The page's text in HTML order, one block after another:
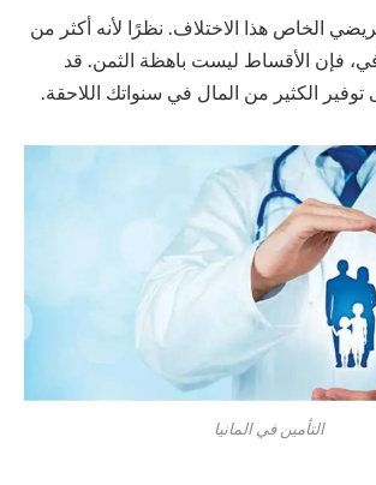
الخاص هذا الاختلاف. نظرًا لأنه أكثر من
فإن الأقساط ليست باهظة الثمن. قد
توفير الكثير من المال في سنواتك اللاحقة.
التأمين في المانيا